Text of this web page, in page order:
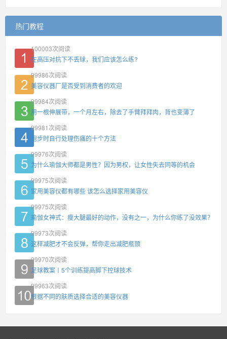
热门教程
100003次阅读
在高压对抗下不丢球，我们应该怎么练?
99986次阅读
美容仪器厂是否受到消费者的欢迎
99984次阅读
用一根伸展带，一个月左右，除去了手臂拜拜肉，背也变薄了
99981 次阅读
跑步时自行处理伤痛的十个方法
99976次阅读
为什么瑜伽大师都是男性？因为男权，让女性失去同等的机会
99975次阅读
家用美容仪都有哪些 该怎么选择家用美容仪
99975次阅读
瑜伽女神式：瘦大腿最好的动作，没有之一，为什么你练了没效果？
99973次阅读
这样减肥才不会反弹，帮你走出减肥瓶颈
99970次阅读
足球教案丨5个训练提高脚下控球技术
99963次阅读
根据不同的肤质选择合适的美容仪器